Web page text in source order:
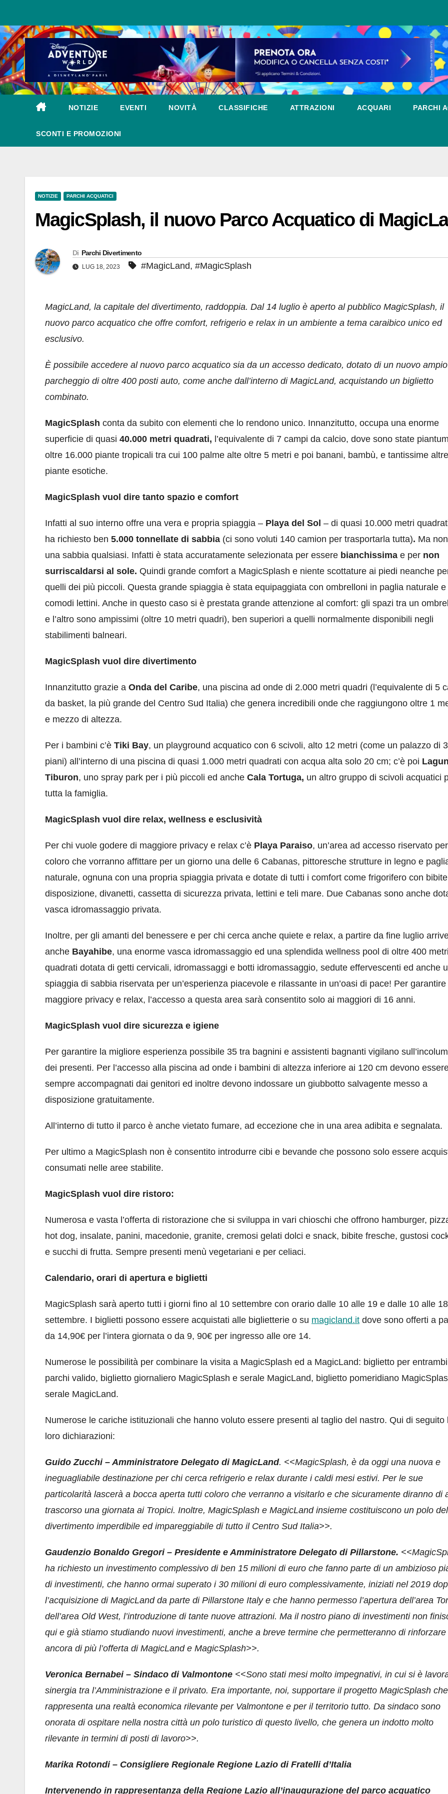
al
contenuto
NOTIZIE EVENTI NOVITÀ CLASSIFICHE ATTRAZIONI ACQUARI PARCHI
SCONTI E PROMOZIONI
NOTIZIE PARCHI ACQUATICI
MagicSplash, il nuovo Parco Acquatico di
Di Parchi Divertimento
LUG 18, 2023 #MagicLand, #MagicSplash
MagicLand, la capitale del divertimento, raddoppia. Dal 14 luglio è aperto al pubblico MagicSplash, il
nuovo parco acquatico che offre comfort, refrigerio e relax in un ambiente a tema caraibico unico ed
esclusivo.
È possibile accedere al nuovo parco acquatico sia da un accesso dedicato, dotato di un nuovo ampio
parcheggio di oltre 400 posti auto, come anche dall’interno di MagicLand, acquistando un biglietto
combinato.
MagicSplash conta da subito con elementi che lo rendono unico. Innanzitutto, occupa una enorme
superficie di quasi 40.000 metri quadrati, l’equivalente di 7 campi da calcio, dove sono state
oltre 16.000 piante tropicali tra cui 100 palme alte oltre 5 metri e poi banani, bambù, e tantissime altre
piante esotiche.
MagicSplash vuol dire tanto spazio e comfort
Infatti al suo interno offre una vera e propria spiaggia – Playa del Sol – di quasi 10.000 metri
ha richiesto ben 5.000 tonnellate di sabbia (ci sono voluti 140 camion per trasportarla tutta). Ma
una sabbia qualsiasi. Infatti è stata accuratamente selezionata per essere bianchissima e per non
surriscaldarsi al sole. Quindi grande comfort a MagicSplash e niente scottature ai piedi neanche
quelli dei più piccoli. Questa grande spiaggia è stata equipaggiata con ombrelloni in paglia naturale e
comodi lettini. Anche in questo caso si è prestata grande attenzione al comfort: gli spazi tra un
e l’altro sono ampissimi (oltre 10 metri quadri), ben superiori a quelli normalmente disponibili negli
stabilimenti balneari.
MagicSplash vuol dire divertimento
Innanzitutto grazie a Onda del Caribe, una piscina ad onde di 2.000 metri quadri (l’equivalente di 5
da basket, la più grande del Centro Sud Italia) che genera incredibili onde che raggiungono oltre 1
e mezzo di altezza.
Per i bambini c’è Tiki Bay, un playground acquatico con 6 scivoli, alto 12 metri (come un palazzo di 3
piani) all’interno di una piscina di quasi 1.000 metri quadrati con acqua alta solo 20 cm; c’è poi
Tiburon, uno spray park per i più piccoli ed anche Cala Tortuga, un altro gruppo di scivoli acquatici
tutta la famiglia.
MagicSplash vuol dire relax, wellness e esclusività
Per chi vuole godere di maggiore privacy e relax c’è Playa Paraiso, un’area ad accesso riservato per
coloro che vorranno affittare per un giorno una delle 6 Cabanas, pittoresche strutture in legno e
naturale, ognuna con una propria spiaggia privata e dotate di tutti i comfort come frigorifero con
disposizione, divanetti, cassetta di sicurezza privata, lettini e teli mare. Due Cabanas sono anche
vasca idromassaggio privata.
Inoltre, per gli amanti del benessere e per chi cerca anche quiete e relax, a partire da fine luglio
anche Bayahibe, una enorme vasca idromassaggio ed una splendida wellness pool di oltre 400 metri
quadrati dotata di getti cervicali, idromassaggi e botti idromassaggio, sedute effervescenti ed anche
spiaggia di sabbia riservata per un’esperienza piacevole e rilassante in un’oasi di pace! Per garantire
maggiore privacy e relax, l’accesso a questa area sarà consentito solo ai maggiori di 16 anni.
MagicSplash vuol dire sicurezza e igiene
Per garantire la migliore esperienza possibile 35 tra bagnini e assistenti bagnanti vigilano
dei presenti. Per l’accesso alla piscina ad onde i bambini di altezza inferiore ai 120 cm devono
sempre accompagnati dai genitori ed inoltre devono indossare un giubbotto salvagente messo a
disposizione gratuitamente.
All’interno di tutto il parco è anche vietato fumare, ad eccezione che in una area adibita e segnalata.
Per ultimo a MagicSplash non è consentito introdurre cibi e bevande che possono solo essere
consumati nelle aree stabilite.
MagicSplash vuol dire ristoro:
Numerosa e vasta l’offerta di ristorazione che si sviluppa in vari chioschi che offrono hamburger,
hot dog, insalate, panini, macedonie, granite, cremosi gelati dolci e snack, bibite fresche, gustosi
e succhi di frutta. Sempre presenti menù vegetariani e per celiaci.
Calendario, orari di apertura e biglietti
MagicSplash sarà aperto tutti i giorni fino al 10 settembre con orario dalle 10 alle 19 e dalle 10 alle
settembre. I biglietti possono essere acquistati alle biglietterie o su magicland.it dove sono offerti a
da 14,90€ per l’intera giornata o da 9, 90€ per ingresso alle ore 14.
Numerose le possibilità per combinare la visita a MagicSplash ed a MagicLand: biglietto per
parchi valido, biglietto giornaliero MagicSplash e serale MagicLand, biglietto pomeridiano
serale MagicLand.
Numerose le cariche istituzionali che hanno voluto essere presenti al taglio del nastro. Qui di seguito
loro dichiarazioni:
Guido Zucchi – Amministratore Delegato di MagicLand. <<MagicSplash, è da oggi una nuova e
ineguagliabile destinazione per chi cerca refrigerio e relax durante i caldi mesi estivi. Per le sue
particolarità lascerà a bocca aperta tutti coloro che verranno a visitarlo e che sicuramente diranno di
trascorso una giornata ai Tropici. Inoltre, MagicSplash e MagicLand insieme costituiscono un polo del
divertimento imperdibile ed impareggiabile di tutto il Centro Sud Italia>>.
Gaudenzio Bonaldo Gregori – Presidente e Amministratore Delegato di Pillarstone.
ha richiesto un investimento complessivo di ben 15 milioni di euro che fanno parte di un ambizioso
di investimenti, che hanno ormai superato i 30 milioni di euro complessivamente, iniziati nel 2019
l’acquisizione di MagicLand da parte di Pillarstone Italy e che hanno permesso l’apertura dell’area
dell’area Old West, l’introduzione di tante nuove attrazioni. Ma il nostro piano di investimenti non
qui e già stiamo studiando nuovi investimenti, anche a breve termine che permetteranno di rinforzare
ancora di più l’offerta di MagicLand e MagicSplash>>.
Veronica Bernabei – Sindaco di Valmontone <<Sono stati mesi molto impegnativi, in cui si è
sinergia tra l’Amministrazione e il privato. Era importante, noi, supportare il progetto MagicSplash che
rappresenta una realtà economica rilevante per Valmontone e per il territorio tutto. Da sindaco sono
onorata di ospitare nella nostra città un polo turistico di questo livello, che genera un indotto molto
rilevante in termini di posti di lavoro>>.
Marika Rotondi – Consigliere Regionale Regione Lazio di Fratelli d’Italia
Intervenendo in rappresentanza della Regione Lazio all’inaugurazione del parco acquatico